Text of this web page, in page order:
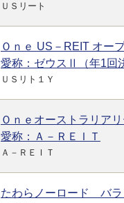
ＵＳリート
Ｏｎｅ US－REIT オー
愛称：ゼウスⅡ（年1回
ＵＳリト１Ｙ
Ｏｎｅオーストラリア
愛称：Ａ－ＲＥＩＴ
Ａ－ＲＥＩＴ
たわらノーロード バラ